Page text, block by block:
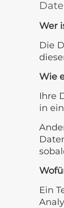
Wer
Die
Wie
Ihre
in
Ein